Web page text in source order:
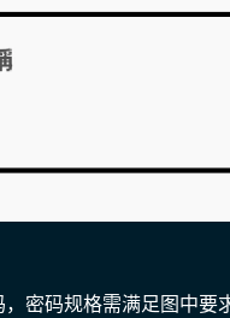
密码规格需满足图中要